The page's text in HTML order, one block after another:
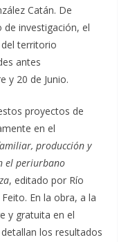
Catán. De
investigación, el
territorio
antes
y 20 de Junio.
proyectos de
en el
producción y
el periurbano
, editado por Río
En la obra, a la
y gratuita en el
los resultados